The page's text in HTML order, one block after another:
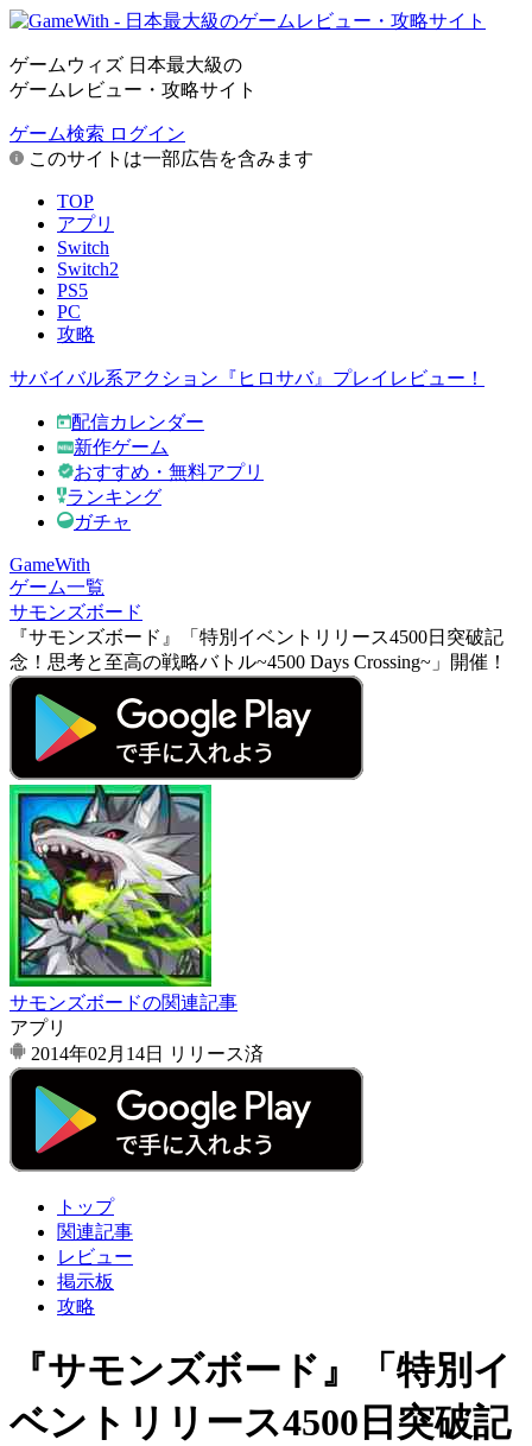
ゲームウィズ 日本最大級の
ゲームレビュー・攻略サイト
ゲーム検索 ログイン
このサイトは一部広告を含みます
TOP
アプリ
Switch
Switch2
PS5
PC
攻略
サバイバル系アクション『ヒロサバ』プレイレビュー！
配信カレンダー
新作ゲーム
おすすめ・無料アプリ
ランキング
ガチャ
GameWith
ゲーム一覧
サモンズボード
『サモンズボード』「特別イベントリリース4500日突破記
念！思考と至高の戦略バトル~4500 Days Crossing~」開催！
サモンズボードの関連記事
アプリ
2014年02月14日
リリース済
トップ
関連記事
レビュー
掲示板
攻略
『サモンズボード』「特別イ
ベントリリース4500日突破記